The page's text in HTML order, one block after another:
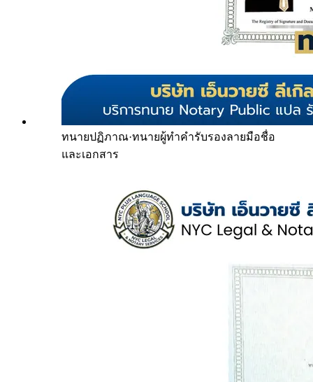
ทนายปฏิภาณ·ทนายผู้ทำคำรับรองลายมือชื่อ
และเอกสาร